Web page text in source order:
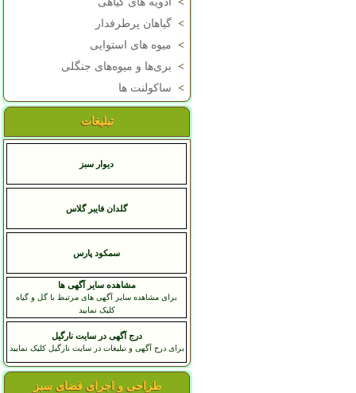
> گیاهان پرطرفدار
> میوه های استوایی
> بری‌ها و میوه‌های جنگلی
> ساکولنت ها
تبلیغات
دیوار سبز
گلدان فایبر گلاس
سمکود پارس
مشاهده سایر آگهی ها
برای مشاهده سایر آگهی های مرتبط با گل و گیاه
کلیک نمایید
درج آگهی در سایت نارگیل
برای درج آگهی و تبلیغات در سایت نارگیل کلیک نمایید
طراحی و اجرای فضای سبز